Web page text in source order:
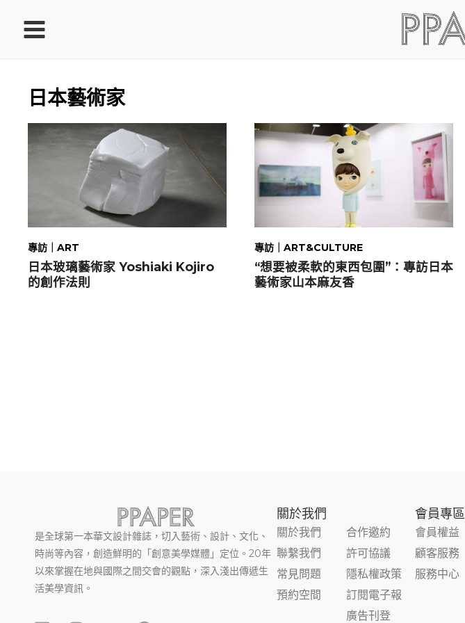
要
日本藝術家
專訪｜ART
日本玻璃藝術家 Yoshiaki Kojiro
的創作法則
專訪｜ART&CULTURE
“想要被柔軟的東西包圍”：專訪日本
藝術家山本麻友香
是全球第一本華文設計雜誌，切入藝術、設計、文化、
時尚等內容，創造鮮明的「創意美學媒體」定位。20年
以來掌握在地與國際之間交會的觀點，深入淺出傳遞生
活美學資訊。
關於我們
關於我們
聯繫我們
常見問題
預約空間
合作邀約
許可協議
隱私權政策
訂閱電子報
廣告刊登
會員專區​
會員權益
顧客服務
服務中心